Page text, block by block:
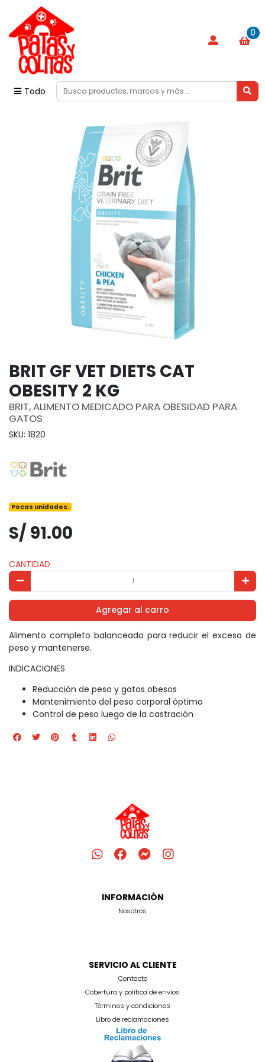
Todo
0
BRIT GF VET DIETS CAT
OBESITY 2 KG
BRIT, ALIMENTO MEDICADO PARA OBESIDAD PARA
GATOS
SKU: 1820
Pocas unidades.
S/ 91.00
CANTIDAD
Agregar al carro
Alimento completo balanceado para reducir el exceso de
peso y mantenerse.
INDICACIONES
Reducción de peso y gatos obesos
Mantenimiento del peso corporal óptimo
Control de peso luego de la castración
INFORMACIÓN
Nosotros
SERVICIO AL CLIENTE
Contacto
Cobertura y política de envíos
Términos y condiciones
Libro de reclamaciones